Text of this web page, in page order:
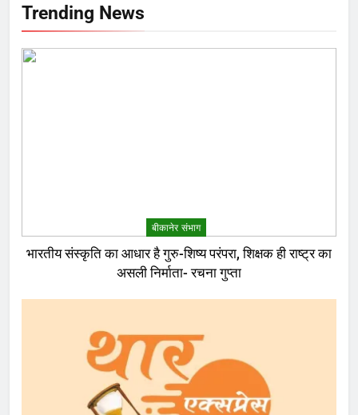
Trending News
बीकानेर संभाग
भारतीय संस्कृति का आधार है गुरु-शिष्य परंपरा, शिक्षक ही राष्ट्र का
असली निर्माता- रचना गुप्ता